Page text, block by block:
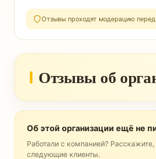
Отзывы проходят модерацию перед
Отзывы об
Об этой организации ещё не
Работали с компанией?
следующие клиенты.